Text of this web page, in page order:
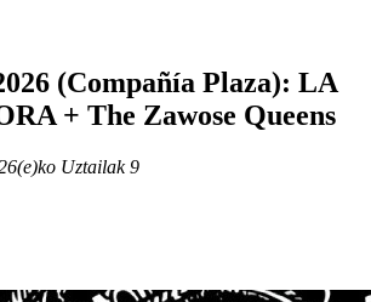
(Compañía Plaza): LA
+ The Zawose Queens
Uztailak 9